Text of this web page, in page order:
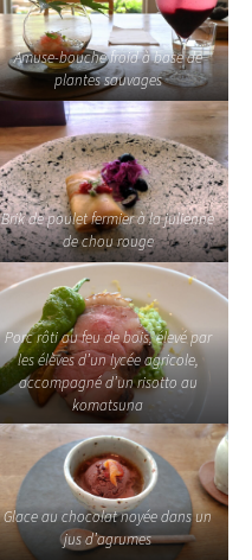
Amuse-bouche froid à base de
plantes sauvages
Brik de poulet fermier à la julienne
de chou rouge
Porc rôti au feu de bois, élevé par
les élèves d’un lycée agricole,
accompagné d’un risotto au
komatsuna
Glace au chocolat noyée dans un
jus d’agrumes